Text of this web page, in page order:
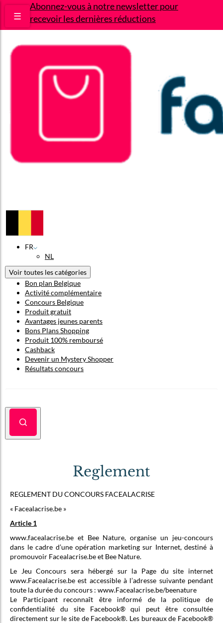
Abonnez-vous à notre newsletter pour
recevoir les dernières réductions
☰
FR
NL
Voir toutes les catégories
Bon plan Belgique
Activité complémentaire
Concours Belgique
Produit gratuit
Avantages jeunes parents
Bons Plans Shopping
Produit 100% remboursé
Cashback
Devenir un Mystery Shopper
Résultats concours
Reglement
REGLEMENT DU CONCOURS FACEALACRISE
« Facealacrise.be »
Article 1
www.facealacrise.be et Bee Nature, organise un jeu-concours
dans le cadre d’une opération marketing sur Internet, destiné à
promouvoir Facealacrise.be et Bee Nature.
Le Jeu Concours sera hébergé sur la Page du site internet
www.Facealacrise.be est accessible à l’adresse suivante pendant
toute la durée du concours : www.Facealacrise.be/beenature
Le Participant reconnaît être informé de la politique de
confidentialité du site Facebook® qui peut être consultée
directement sur le site de Facebook®. Les bureaux de Facebook®